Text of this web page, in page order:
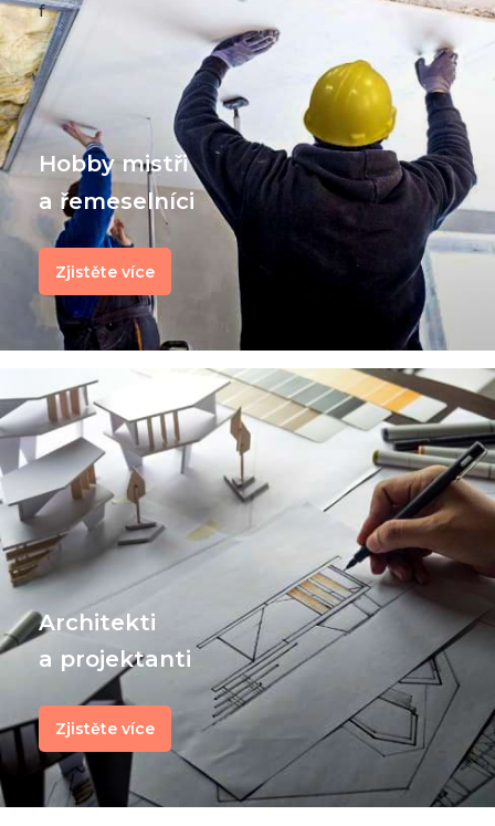
f
Hobby mistři
a řemeselníci
Zjistěte více
Architekti
a projektanti
Zjistěte více